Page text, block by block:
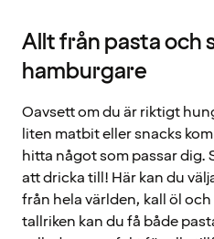
Allt från pasta och
hamburgare
Oavsett om du är riktigt
liten matbit eller snacks
hitta något som passar dig.
att dricka till! Här kan du
från hela världen, kall öl
tallriken kan du få både